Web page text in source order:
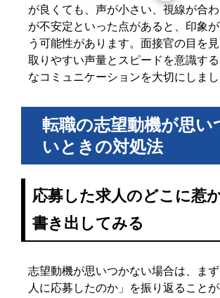
が良くても、声が小さい、視線が合
が不安定といった点があると、印象
う可能性があります。面接官の目を
取りやすい声量とスピードを意識す
なコミュニケーションを大切にしまし
転職の志望動機が思い
いときの対処法
応募した求人のどこに惹
書き出してみる
志望動機が思いつかない場合は、ま
人に応募したのか」を振り返ること